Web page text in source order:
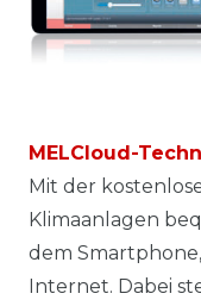
MELCloud-
Mit der
Klimaanlagen
dem
Internet. Dabei